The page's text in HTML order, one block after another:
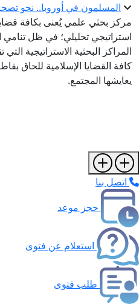
المسلمون في أوروبا.. نحو
مركز بحثي علمي يُعنى بكافة
استراتيجي تحليلي؛ في ظل تنامي
المراكز البحثية الاستراتيجية
كافة القضايا الإسلامية للحاق
يعايشها المجتمع.
اتصل بنا
حجز موعد
استعلام عن فتوى
طلب فتوى